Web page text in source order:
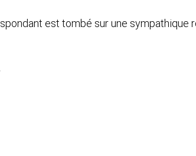
est tombé sur une sympathique